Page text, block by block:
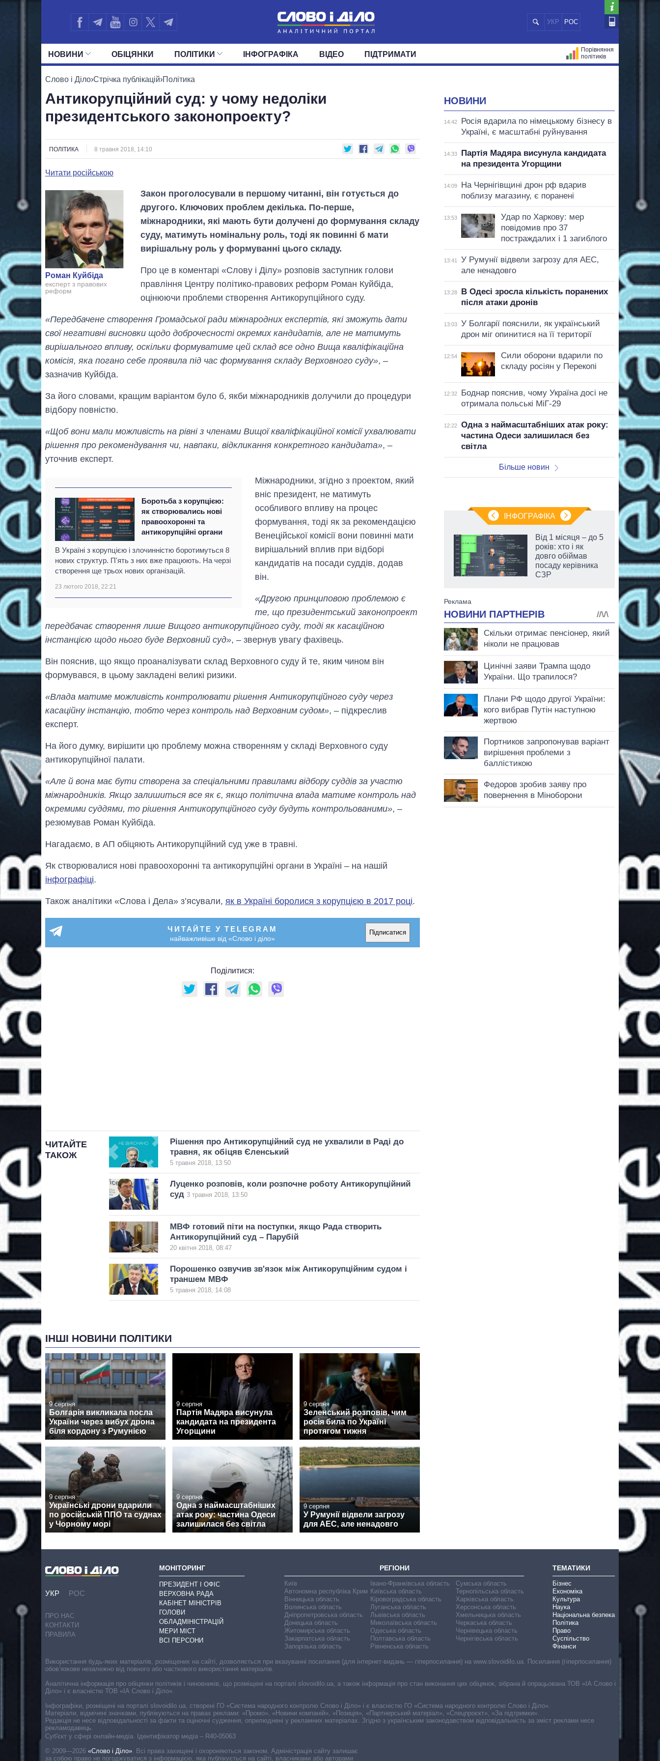
УКР РОС
НОВИНИ
ПОЛІТИКА ЕКОНОМІКА
ОБIЦЯНКИ ПОЛIТИКИ
УСІ ПОЛІТИКИ ПРЕЗИДЕНТ І ОФІС
ДЕПУТАТИ КОМІТЕТИ
ІНФОГРАФІКА ВІДЕО ПІДТРИМАТИ
Порівняння
політиків
Слово і Діло›Стрічка публікацій›Політика
Антикорупційний суд: у чому недоліки
президентського законопроекту?
ПОЛІТИКА 8 травня 2018, 14:10
Читати російською
Роман Куйбіда
експерт з правових
реформ
Закон проголосували в першому читанні, він готується до
другого. Ключових проблем декілька. По-перше,
міжнародники, які мають бути долучені до формування складу
суду, матимуть номінальну роль, тоді як повинні б мати
вирішальну роль у формуванні цього складу.
Про це в коментарі «Слову і Ділу» розповів заступник голови
правління Центру політико-правових реформ Роман Куйбіда,
оцінюючи проблеми створення Антикорупційного суду.
«Передбачене створення Громадської ради міжнародних експертів, які зможуть дати
свої негативні висновки щодо доброчесності окремих кандидатів, але не матимуть
вирішального впливу, оскільки формуватиме цей склад все одно Вища кваліфікаційна
комісія, яка погано себе проявила під час формування складу Верховного суду», –
зазначив Куйбіда.
За його словами, кращим варіантом було б, якби міжнародників долучили до процедури
відбору повністю.
«Щоб вони мали можливість на рівні з членами Вищої кваліфікаційної комісії ухвалювати
рішення про рекомендування чи, навпаки, відкликання конкретного кандидата», –
уточнив експерт.
Боротьба з корупцією:
як створювались нові
правоохоронні та
антикорупційні органи
В Україні з корупцією і злочинністю боротимуться 8
нових структур. П'ять з них вже працюють. На черзі
створення ще трьох нових організацій.
23 лютого 2018, 22:21
Міжнародники, згідно з проектом, який
вніс президент, не матимуть
особливого впливу на процес
формування, тоді як за рекомендацією
Венеційської комісії вони повинні мати
вирішальний вплив при відборі
кандидатів на посади суддів, додав
він.
«Другою принциповою проблемою є
те, що президентський законопроект
передбачає створення лише Вищого антикорупційного суду, тоді як касаційною
інстанцією щодо нього буде Верховний суд», – звернув увагу фахівець.
Він пояснив, що якщо проаналізувати склад Верховного суду й те, яким чином він
формувався, в цьому закладені великі ризики.
«Влада матиме можливість контролювати рішення Антикорупційного суду через
касаційну інстанцію, тобто через контроль над Верховним судом», – підкреслив
експерт.
На його думку, вирішити цю проблему можна створенням у складі Верховного суду
антикорупційної палати.
«Але й вона має бути створена за спеціальними правилами відбору суддів за участю
міжнародників. Якщо залишиться все як є, якщо політична влада матиме контроль над
окремими суддями, то рішення Антикорупційного суду будуть контрольованими», –
резюмував Роман Куйбіда.
Нагадаємо, в АП обіцяють Антикорупційний суд уже в травні.
Як створювалися нові правоохоронні та антикорупційні органи в Україні – на нашій
інфографіці.
Також аналітики «Слова і Дела» з’ясували, як в Україні боролися з корупцією в 2017 році.
ЧИТАЙТЕ У TELEGRAM
найважливіше від «Слово і діло»
Підписатися
Поділитися:
ЧИТАЙТЕ
ТАКОЖ
Рішення про Антикорупційний суд не ухвалили в Раді до
травня, як обіцяв Єленський
5 травня 2018, 13:50
Луценко розповів, коли розпочне роботу Антикорупційний
суд 3 травня 2018, 13:50
МВФ готовий піти на поступки, якщо Рада створить
Антикорупційний суд – Парубій
20 квітня 2018, 08:47
Порошенко озвучив зв'язок між Антикорупційним судом і
траншем МВФ
5 травня 2018, 14:08
ІНШІ НОВИНИ ПОЛІТИКИ
9 серпня
Болгарія викликала посла
України через вибух дрона
біля кордону з Румунією
9 серпня
Партія Мадяра висунула
кандидата на президента
Угорщини
9 серпня
Зеленський розповів, чим
росія била по Україні
протягом тижня
9 серпня
Українські дрони вдарили
по російській ППО та суднах
у Чорному морі
9 серпня
Одна з наймасштабніших
атак року: частина Одеси
залишилася без світла
9 серпня
У Румунії відвели загрозу
для АЕС, але ненадовго
НОВИНИ
14:42
Росія вдарила по німецькому бізнесу в
Україні, є масштабні руйнування
14:33
Партія Мадяра висунула кандидата
на президента Угорщини
14:09
На Чернігівщині дрон рф вдарив
поблизу магазину, є поранені
13:53
Удар по Харкову: мер
повідомив про 37
постраждалих і 1 загиблого
13:41
У Румунії відвели загрозу для АЕС,
але ненадовго
13:28
В Одесі зросла кількість поранених
після атаки дронів
13:03
У Болгарії пояснили, як український
дрон міг опинитися на її території
12:54
Сили оборони вдарили по
складу росіян у Перекопі
12:32
Боднар пояснив, чому Україна досі не
отримала польські МіГ-29
12:22
Одна з наймасштабніших атак року:
частина Одеси залишилася без
світла
Більше новин
ІНФОГРАФІКА
Вісім масованих
ударів по Україні
за літо: Київ та
область стали
Від 1 місяця – до 5
років: хто і як
довго обіймав
посаду керівника
СЗР
УКР РОС
ПРО НАС
КОНТАКТИ
ПРАВИЛА
МОНІТОРИНГ
ПРЕЗИДЕНТ І ОФІС
ВЕРХОВНА РАДА
КАБІНЕТ МІНІСТРІВ
ГОЛОВИ
ОБЛАДМІНІСТРАЦІЙ
МЕРИ МІСТ
ВСІ ПЕРСОНИ
РЕГІОНИ
Київ
Автономна республіка Крим
Вінницька область
Волинська область
Дніпропетровська область
Донецька область
Житомирська область
Закарпатська область
Запорізька область
Івано-Франківська область
Київська область
Кіровоградська область
Луганська область
Львівська область
Миколаївська область
Одеська область
Полтавська область
Рівненська область
Сумська область
Тернопільська область
Харківська область
Херсонська область
Хмельницька область
Черкаська область
Чернівецька область
Чернігівська область
ТЕМАТИКИ
Бізнес
Економіка
Культура
Наука
Національна безпека
Політика
Право
Суспільство
Фінанси
Cуб'єкт у сфері онлайн-медіа. Ідентифікатор медіа – R40-05063
© 2009—2026 «Слово і Діло». Всі права захищені і охороняються законом. Адміністрація сайту залишає
за собою право не погоджуватися з інформацією, яка публікується на сайті, власниками або авторами
Використання будь-яких матеріалів, розміщених на сайті, дозволяється при вказуванні посилання (для інтернет-видань — гіперпосилання) на www.slovoidilo.ua. Посилання (гіперпосилання)
обов’язкове незалежно від повного або часткового використання матеріалів.
Аналітична інформація про обіцянки політиків і чиновників, що розміщені на порталі slovoidilo.ua, а також інформація про стан виконання цих обіцянок, зібрана й опрацьована ТОВ «ІА Слово і
Діло» і є власністю ТОВ «ІА Слово і Діло».
Інфографіки, розміщені на порталі slovoidilo.ua, створені ГО «Система народного контролю Слово і Діло» і є власністю ГО «Система народного контролю Слово і Діло».
Матеріали, відмічені значками, публікуються на правах реклами: «Промо», «Новини компаній», «Позиція», «Партнерський матеріал», «Спецпроєкт», «За підтримки».
Редакція не несе відповідальності за факти та оціночні судження, оприлюднені у рекламних матеріалах. Згідно з українським законодавством відповідальність за зміст реклами несе
рекламодавець.